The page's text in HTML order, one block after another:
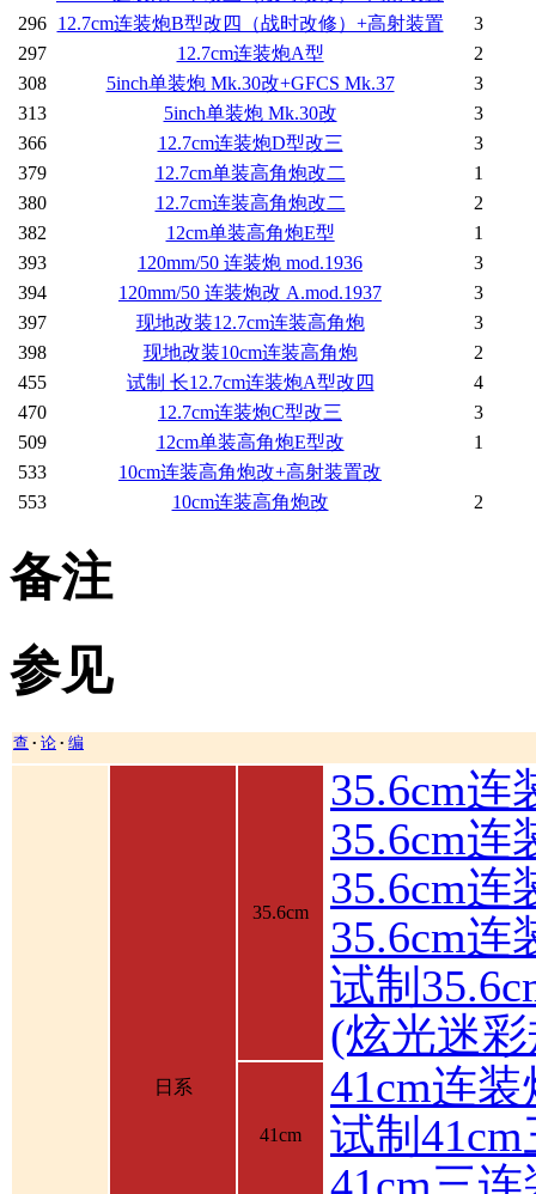
296 12.7cm连装炮B型改四（战时改修）+高射装置
3
297
12.7cm连装炮A型
2
308
5inch单装炮 Mk.30改+GFCS Mk.37
3
313
5inch单装炮 Mk.30改
3
366
12.7cm连装炮D型改三
3
379
12.7cm单装高角炮改二
1
380
12.7cm连装高角炮改二
2
382
12cm单装高角炮E型
1
393
120mm/50 连装炮 mod.1936
3
394
120mm/50 连装炮改 A.mod.1937
3
397
现地改装12.7cm连装高角炮
3
398
现地改装10cm连装高角炮
2
455
试制 长12.7cm连装炮A型改四
4
470
12.7cm连装炮C型改三
3
509
12cm单装高角炮E型改
1
533
10cm连装高角炮改+高射装置改
553
10cm连装高角炮改 2
备注
参见
查 • 论 • 编
日系
35.6cm
35.6cm连
35.6cm连
35.6cm连
35.6cm连
试制
(炫光迷
41cm
41cm连装
试制